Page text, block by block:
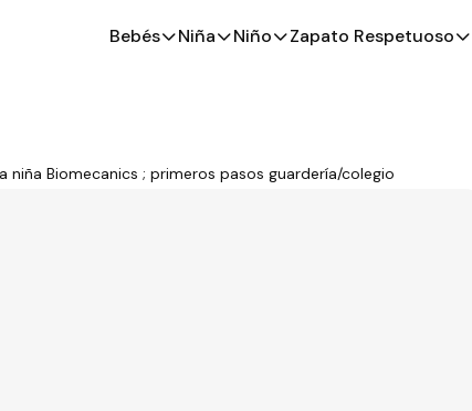
Bebés Niña Niño Zapato Respetuoso
Biomecanics ; primeros pasos guardería/colegio